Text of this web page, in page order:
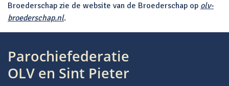
Broederschap zie de website van de Broederschap op olv-
broederschap.nl.
Parochiefederatie
OLV en Sint Pieter